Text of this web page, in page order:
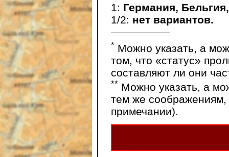
1: Германия,
1/2: нет вариантов.
* Можно указать, а
том, что «статус»
составляют ли они
** Можно указать, а
тем же
примечании).